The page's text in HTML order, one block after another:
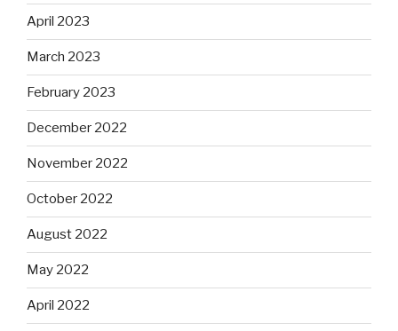
April 2023
March 2023
February 2023
December 2022
November 2022
October 2022
August 2022
May 2022
April 2022